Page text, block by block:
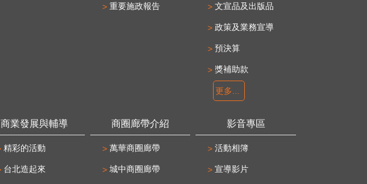
重要施政報告 文宣品及出版品
政策及業務宣導
預決算
獎補助款
更多...
商業發展與輔導
精彩的活動
台北造起來
商圈廊帶介紹
萬華商圈廊帶
城中商圈廊帶
影音專區
活動相簿
宣導影片